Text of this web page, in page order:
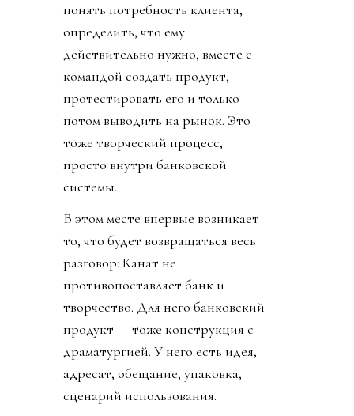
понять потребность клиента,
определить, что ему
действительно нужно, вместе с
командой создать продукт,
протестировать его и только
потом выводить на рынок. Это
тоже творческий процесс,
просто внутри банковской
системы.
В этом месте впервые возникает
то, что будет возвращаться весь
разговор: Канат не
противопоставляет банк и
творчество. Для него банковский
продукт — тоже конструкция с
драматургией. У него есть идея,
адресат, обещание, упаковка,
сценарий использования.